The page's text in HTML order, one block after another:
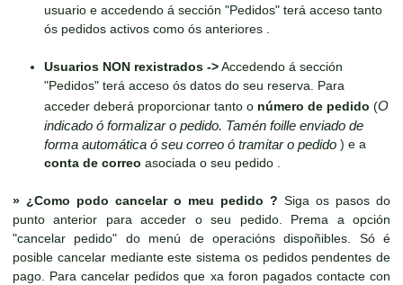
usuario e accedendo á sección "Pedidos" terá acceso tanto
ós pedidos activos como ós anteriores .
Usuarios NON rexistrados ->Accedendo á sección
"Pedidos" terá acceso ós datos do seu reserva. Para
acceder deberá proporcionar tanto o número de pedido (O
indicado ó formalizar o pedido. Tamén foille enviado de
forma automática ó seu correo ó tramitar o pedido ) e a
conta de correo asociada o seu pedido .
» ¿Como podo cancelar o meu pedido ? Siga os pasos do
punto anterior para acceder o seu pedido. Prema a opción
"cancelar pedido" do menú de operacións dispoñibles. Só é
posible cancelar mediante este sistema os pedidos pendentes de
pago. Para cancelar pedidos que xa foron pagados contacte con